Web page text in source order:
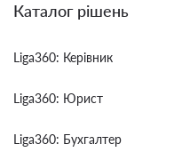
Каталог рішень
Liga360: Керівник
Liga360: Юрист
Liga360: Бухгалтер